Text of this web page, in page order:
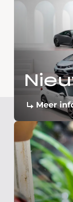
Meer